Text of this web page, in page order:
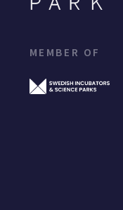
MEMBER OF